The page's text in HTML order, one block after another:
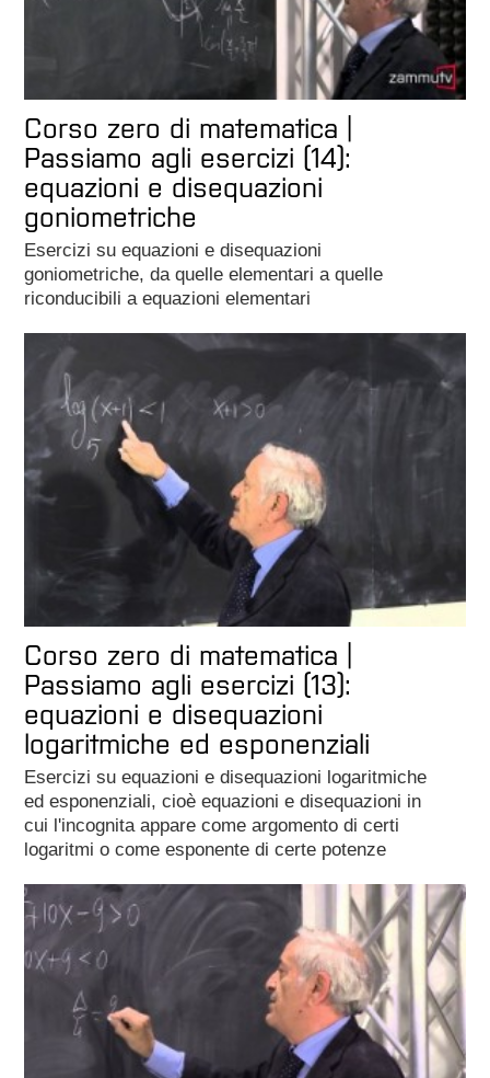
Corso zero di matematica |
Passiamo agli esercizi (14):
equazioni e disequazioni
goniometriche
Esercizi su equazioni e disequazioni
goniometriche, da quelle elementari a quelle
riconducibili a equazioni elementari
Corso zero di matematica |
Passiamo agli esercizi (13):
equazioni e disequazioni
logaritmiche ed esponenziali
Esercizi su equazioni e disequazioni logaritmiche
ed esponenziali, cioè equazioni e disequazioni in
cui l'incognita appare come argomento di certi
logaritmi o come esponente di certe potenze